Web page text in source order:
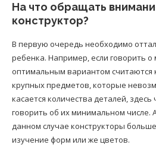
На что обращать
конструктор?
В первую очередь необходимо
ребенка. Например, если говорить
оптимальным вариантом считаются
крупных предметов, которые
касается количества деталей,
говорить об их минимальном числе.
данном случае конструкторы
изучение форм или же цветов.